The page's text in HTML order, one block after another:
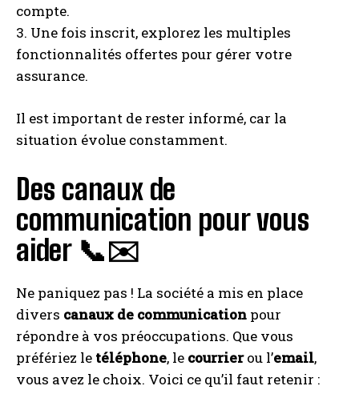
compte.
3. Une fois inscrit, explorez les multiples
fonctionnalités offertes pour gérer votre
assurance.
Il est important de rester informé, car la
situation évolue constamment.
Des canaux de
communication pour vous
aider 📞✉️
Ne paniquez pas ! La société a mis en place
divers canaux de communication pour
répondre à vos préoccupations. Que vous
préfériez le téléphone, le courrierou l’email,
vous avez le choix. Voici ce qu’il faut retenir :